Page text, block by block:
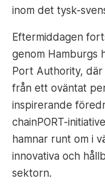
inom det tysk-
Eftermiddagen
genom Hamburgs
Port Authority,
från ett oväntat
inspirerande
chainPORT-
hamnar runt om i
innovativa och
sektorn.